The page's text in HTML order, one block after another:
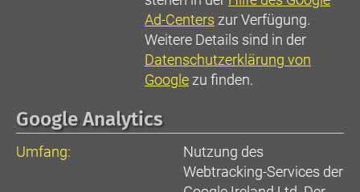
Ad-Centerszur Verfügung.
Weitere Details sind in der
Datenschutzerklärung von
Googlezu finden.
Google Analytics
Umfang:
Nutzung des
Webtracking-Services der